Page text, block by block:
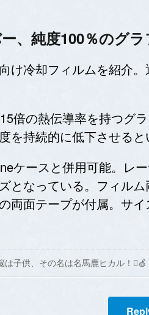
、純度100％のグ
け冷却フィルムを紹介
倍の熱伝導率を持つグ
持続的に低下させると
ケースと併用可能。レ
となっている。フィル
両面テープが付属。サ
子供、その名は名馬鹿ヒカル！🍏